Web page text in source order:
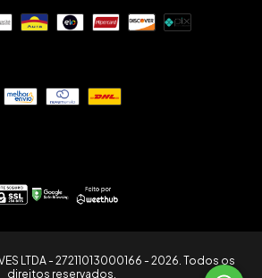
LTDA - 27211013000166 - 2026. Todos os
direitos reservados.